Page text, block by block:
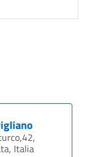
Italia